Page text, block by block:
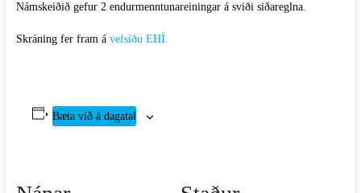
Námskeiðið gefur 2 endurmenntunareiningar á sviði siðareglna.
Skráning fer fram á vefsíðu EHÍ.
Bæta við á dagatal